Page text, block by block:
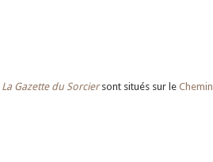
La Gazette du Sorciersont situés sur le Chemin